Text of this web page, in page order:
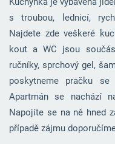
s troubou, lednicí,
Najdete zde veškeré
kout a WC jsou
ručníky, sprchový gel,
poskytneme pračku
Apartmán se nachází
Napojíte se na ně hned
případě zájmu